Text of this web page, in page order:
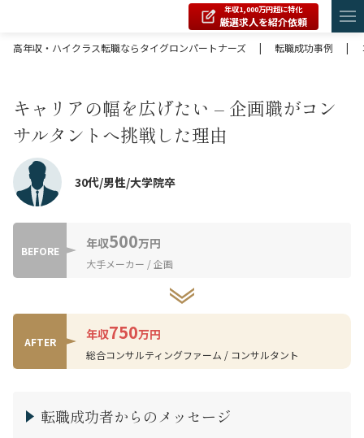
年収1,000万円超に特化
厳選求人を紹介依頼
高年収・ハイクラス転職ならタイグロンパートナーズ
| 転職成功事例 |
キャリアの幅を広げたい – 企画職がコン
サルタントへ挑戦した理由
30代/男性/大学院卒
BEFORE 年収500万円
大手メーカー / 企画
AFTER 年収750万円
総合コンサルティングファーム / コンサルタント
転職成功者からのメッセージ